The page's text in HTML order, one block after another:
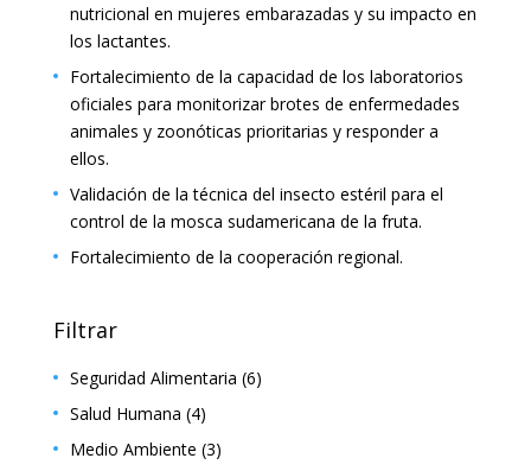
nutricional en mujeres embarazadas y su impacto en
los lactantes.
Fortalecimiento de la capacidad de los laboratorios
oficiales para monitorizar brotes de enfermedades
animales y zoonóticas prioritarias y responder a
ellos.
Validación de la técnica del insecto estéril para el
control de la mosca sudamericana de la fruta.
Fortalecimiento de la cooperación regional.
Filtrar
Seguridad Alimentaria (6)
Salud Humana (4)
Medio Ambiente (3)